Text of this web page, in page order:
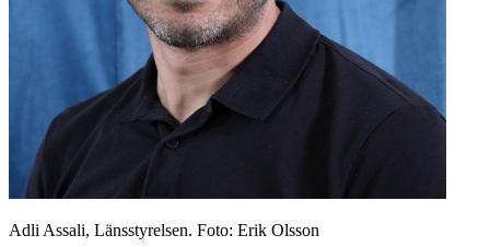
Adli Assali, Länsstyrelsen. Foto: Erik Olsson